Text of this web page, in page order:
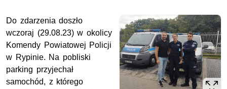
Do zdarzenia doszło
wczoraj (29.08.23) w okolicy
Komendy Powiatowej Policji
w Rypinie. Na pobliski
parking przyjechał
samochód, z którego